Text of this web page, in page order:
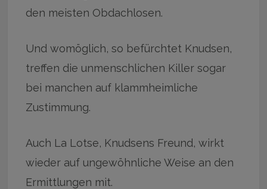
den meisten Obdachlosen.
Und womöglich, so befürchtet Knudsen,
treffen die unmenschlichen Killer sogar
bei manchen auf klammheimliche
Zustimmung.
Auch La Lotse, Knudsens Freund, wirkt
wieder auf ungewöhnliche Weise an den
Ermittlungen mit.